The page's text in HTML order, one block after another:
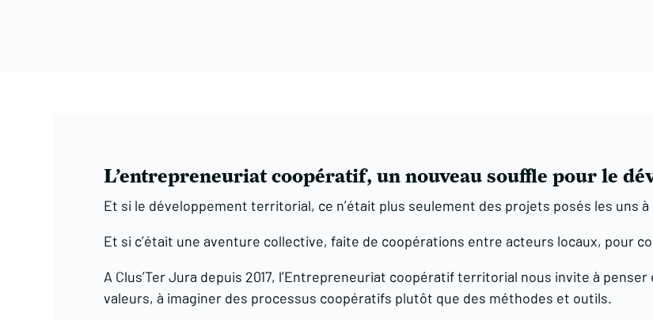
L’entrepreneuriat coopératif, un nouveau souffle pour le
Et si le développement territorial, ce n’était plus seulement des projets posés les uns
Et si c’était une aventure collective, faite de coopérations entre acteurs locaux, pour
A Clus’Ter Jura depuis 2017, l’Entrepreneuriat coopératif territorial nous invite à
valeurs, à imaginer des processus coopératifs plutôt que des méthodes et outils.